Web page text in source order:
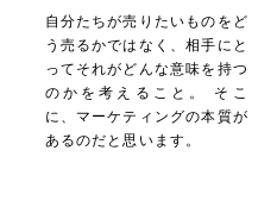
自分たちが売りたいものをど
う売るかではなく、相手にと
ってそれがどんな意味を持つ
のかを考えること。 そこ
に、マーケティングの本質が
あるのだと思います。